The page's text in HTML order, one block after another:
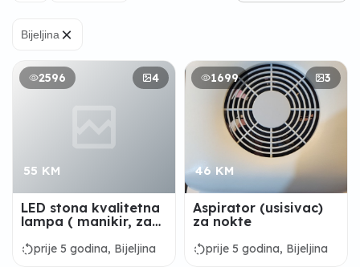
Bijeljina×
2596 4
55 KM
LED stona kvalitetna
lampa ( manikir, za
rotate_leftprije 5 godina, Bijeljina
1699 3
46 KM
Aspirator (usisivac)
za nokte
rotate_leftprije 5 godina, Bijeljina